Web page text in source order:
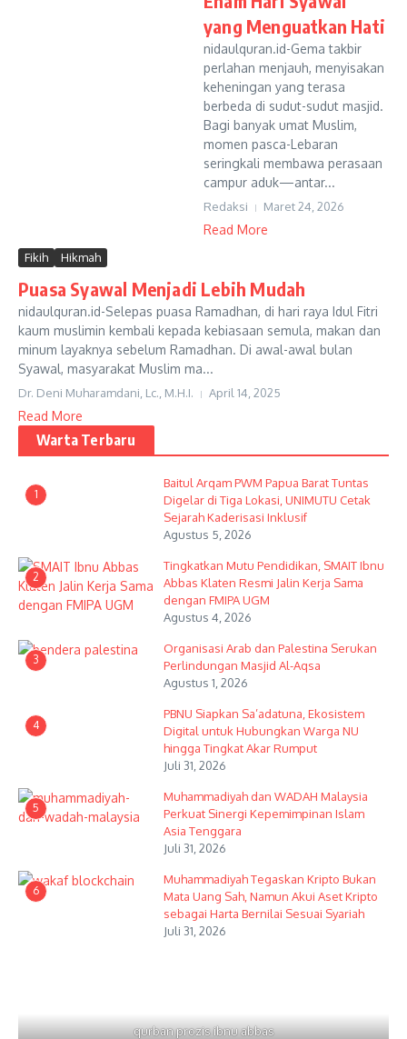
yang Menguatkan Hati
nidaulquran.id-Gema takbir
perlahan menjauh, menyisakan
keheningan yang terasa
berbeda di sudut-sudut masjid.
Bagi banyak umat Muslim,
momen pasca-Lebaran
seringkali membawa perasaan
campur aduk—antar...
Redaksi Maret 24, 2026
Read More
Fikih Hikmah
Puasa Syawal Menjadi Lebih Mudah
nidaulquran.id-Selepas puasa Ramadhan, di hari raya Idul Fitri
kaum muslimin kembali kepada kebiasaan semula, makan dan
minum layaknya sebelum Ramadhan. Di awal-awal bulan
Syawal, masyarakat Muslim ma...
Dr. Deni Muharamdani, Lc., M.H.I. April 14, 2025
Read More
Warta Terbaru
1
Baitul Arqam PWM Papua Barat Tuntas
Digelar di Tiga Lokasi, UNIMUTU Cetak
Sejarah Kaderisasi Inklusif
Agustus 5, 2026
2
Tingkatkan Mutu Pendidikan, SMAIT Ibnu
Abbas Klaten Resmi Jalin Kerja Sama
dengan FMIPA UGM
Agustus 4, 2026
3
Organisasi Arab dan Palestina Serukan
Perlindungan Masjid Al-Aqsa
Agustus 1, 2026
4
PBNU Siapkan Sa’adatuna, Ekosistem
Digital untuk Hubungkan Warga NU
hingga Tingkat Akar Rumput
Juli 31, 2026
5
Muhammadiyah dan WADAH Malaysia
Perkuat Sinergi Kepemimpinan Islam
Asia Tenggara
Juli 31, 2026
6
Muhammadiyah Tegaskan Kripto Bukan
Mata Uang Sah, Namun Akui Aset Kripto
sebagai Harta Bernilai Sesuai Syariah
Juli 31, 2026
qurban prozis ibnu abbas